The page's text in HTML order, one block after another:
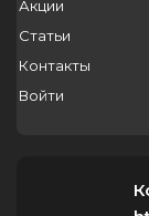
Акции
Статьи
Контакты
Войти